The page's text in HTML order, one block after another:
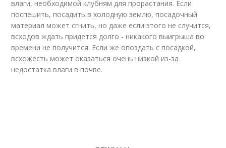
влаги, необходимой клубням для прорастания. Если
поспешить, посадить в холодную землю, посадочный
материал может сгнить, но даже если этого не случится,
всходов ждать придется долго - никакого выигрыша во
времени не получится. Если же опоздать с посадкой,
всхожесть может оказаться очень низкой из-за
недостатка влаги в почве.